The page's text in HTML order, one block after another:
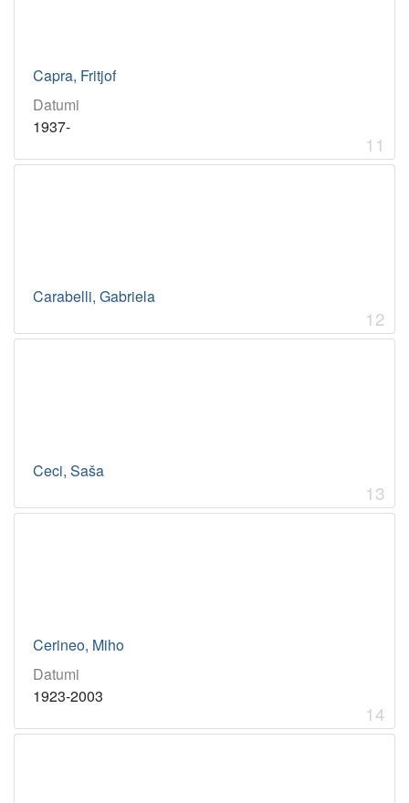
Capra, Fritjof
Datumi
1937-
11
Carabelli, Gabriela
12
Ceci, Saša
13
Cerineo, Miho
Datumi
1923-2003
14